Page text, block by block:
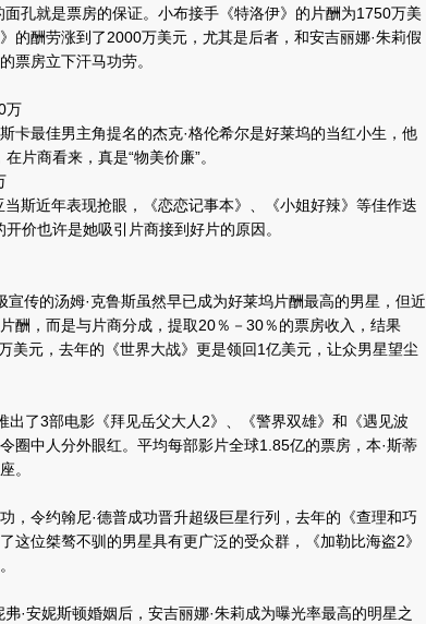
孔就是票房的保证。小布接手《特洛伊》的片酬为1750万美
的酬劳涨到了2000万美元，尤其是后者，和安吉丽娜·朱莉假
票房立下汗马功劳。
万
最佳男主角提名的杰克·格伦希尔是好莱坞的当红小生，他
片商看来，真是“物美价廉”。
斯近年表现抢眼，《恋恋记事本》、《小姐好辣》等佳作迭
价也许是她吸引片商接到好片的原因。
传的汤姆·克鲁斯虽然早已成为好莱坞片酬最高的男星，但近
酬，而是与片商分成，提取20％－30％的票房收入，结果
美元，去年的《世界大战》更是领回1亿美元，让众男星望尘
了3部电影《拜见岳父大人2》、《警界双雄》和《遇见波
圈中人分外眼红。平均每部影片全球1.85亿的票房，本·斯蒂
。
令约翰尼·德普成功晋升超级巨星行列，去年的《查理和巧
这位桀骜不驯的男星具有更广泛的受众群，《加勒比海盗2》
安妮斯顿婚姻后，安吉丽娜·朱莉成为曝光率最高的明星之